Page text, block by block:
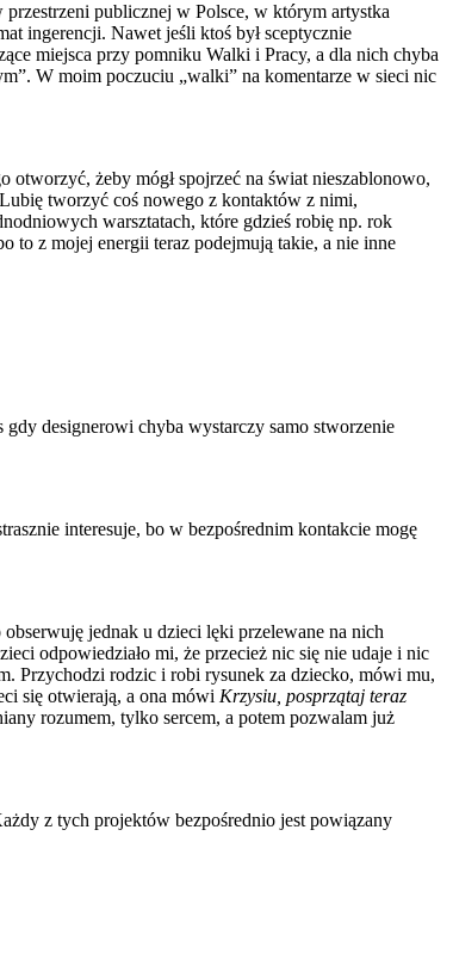
publicznej w Polsce, w którym artystka
ingerencji. Nawet jeśli ktoś był sceptycznie
miejsca przy pomniku Walki i Pracy, a dla nich chyba
W moim poczuciu „walki” na komentarze w sieci nic
otworzyć, żeby mógł spojrzeć na świat nieszablonowo,
tworzyć coś nowego z kontaktów z nimi,
warsztatach, które gdzieś robię np. rok
to z mojej energii teraz podejmują takie, a nie inne
designerowi chyba wystarczy samo stworzenie
interesuje, bo w bezpośrednim kontakcie mogę
jednak u dzieci lęki przelewane na nich
odpowiedziało mi, że przecież nic się nie udaje i nic
Przychodzi rodzic i robi rysunek za dziecko, mówi mu,
się otwierają, a ona mówi Krzysiu, posprzątaj teraz
rozumem, tylko sercem, a potem pozwalam już
z tych projektów bezpośrednio jest powiązany